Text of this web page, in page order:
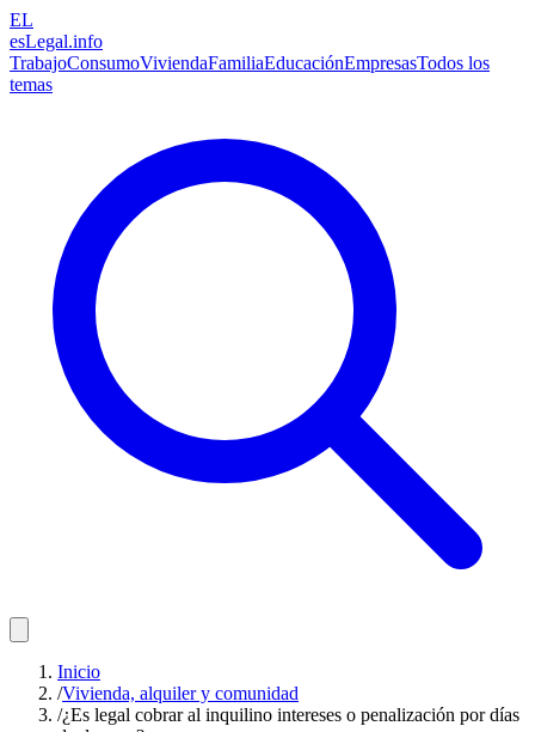
EL
esLegal.info
TrabajoConsumoViviendaFamiliaEducaciónEmpresasTodos los
temas
Inicio
/Vivienda, alquiler y comunidad
/¿Es legal cobrar al inquilino intereses o penalización por días